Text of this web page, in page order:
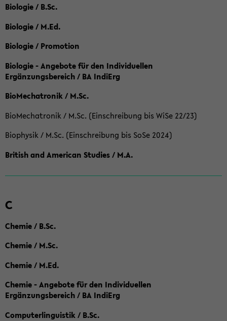
Biologie / B.Sc.
Biologie / M.Ed.
Biologie / Promotion
Biologie - Angebote für den Individuellen
Ergänzungsbereich / BA IndiErg
BioMechatronik / M.Sc.
BioMechatronik / M.Sc. (Einschreibung bis WiSe 22/23)
Biophysik / M.Sc. (Einschreibung bis SoSe 2024)
British and American Studies / M.A.
C
Chemie / B.Sc.
Chemie / M.Sc.
Chemie / M.Ed.
Chemie - Angebote für den Individuellen
Ergänzungsbereich / BA IndiErg
Computerlinguistik / B.Sc.